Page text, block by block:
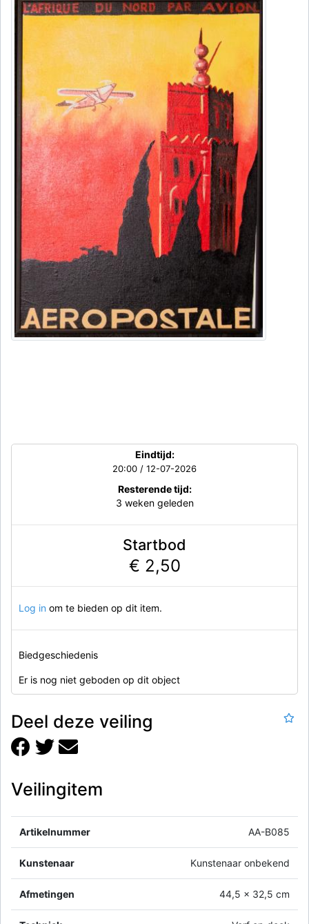
Eindtijd:
20:00 / 12-07-2026
Resterende tijd:
3 weken geleden
Startbod
€ 2,50
Log in om te bieden op dit item.
Biedgeschiedenis
Er is nog niet geboden op dit object
Deel deze veiling
Veilingitem
Artikelnummer AA-B085
Kunstenaar Kunstenaar onbekend
Afmetingen 44,5 x 32,5 cm